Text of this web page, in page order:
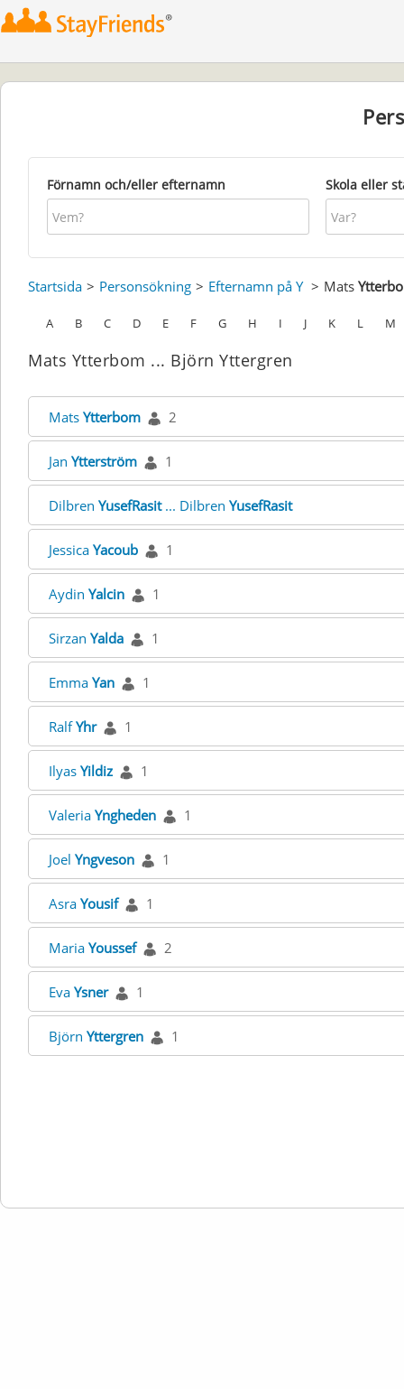
Förnamn och/eller efternamn Skola eller
Startsida Personsökning Efternamn på Y Mats
A B C D E F G H I J K L M
Mats Ytterbom ... Björn Yttergren
Mats Ytterbom 2
Jan Ytterström 1
Dilbren YusefRasit... Dilbren YusefRasit
Jessica Yacoub 1
Aydin Yalcin 1
Sirzan Yalda 1
Emma Yan 1
RalfYhr 1
Ilyas Yildiz 1
Valeria Yngheden 1
Joel Yngveson 1
Asra Yousif 1
Maria Youssef 2
Eva Ysner 1
Björn Yttergren 1